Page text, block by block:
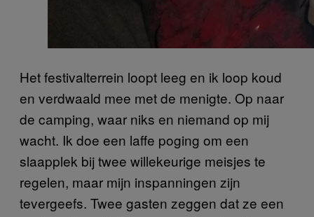
Het festivalterrein loopt leeg en ik loop koud
en verdwaald mee met de menigte. Op naar
de camping, waar niks en niemand op mij
wacht. Ik doe een laffe poging om een
slaapplek bij twee willekeurige meisjes te
regelen, maar mijn inspanningen zijn
tevergeefs. Twee gasten zeggen dat ze een